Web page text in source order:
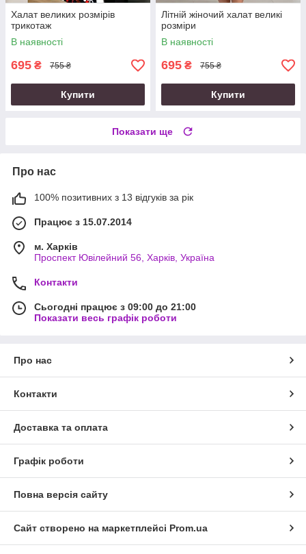
Халат великих розмірів
трикотаж
В наявності
695 ₴ 755 ₴
Купити
Літній жіночий халат великі
розміри
В наявності
695 ₴ 755 ₴
Купити
Показати ще
Про нас
100% позитивних з 13 відгуків за рік
Працює з 15.07.2014
м. Харків
Проспект Ювілейний 56, Харків, Україна
Контакти
Сьогодні працює з 09:00 до 21:00
Показати весь графік роботи
Про нас
Контакти
Доставка та оплата
Графік роботи
Повна версія сайту
Сайт створено на маркетплейсі Prom.ua